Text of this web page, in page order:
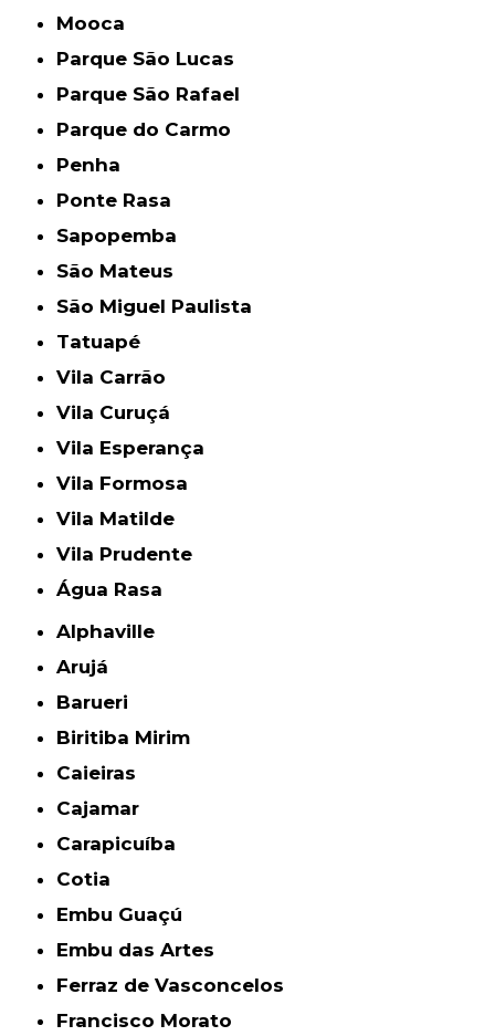
Mooca
Parque São Lucas
Parque São Rafael
Parque do Carmo
Penha
Ponte Rasa
Sapopemba
São Mateus
São Miguel Paulista
Tatuapé
Vila Carrão
Vila Curuçá
Vila Esperança
Vila Formosa
Vila Matilde
Vila Prudente
Água Rasa
Alphaville
Arujá
Barueri
Biritiba Mirim
Caieiras
Cajamar
Carapicuíba
Cotia
Embu Guaçú
Embu das Artes
Ferraz de Vasconcelos
Francisco Morato